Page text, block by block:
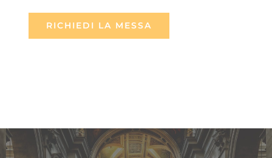
RICHIEDI LA MESSA